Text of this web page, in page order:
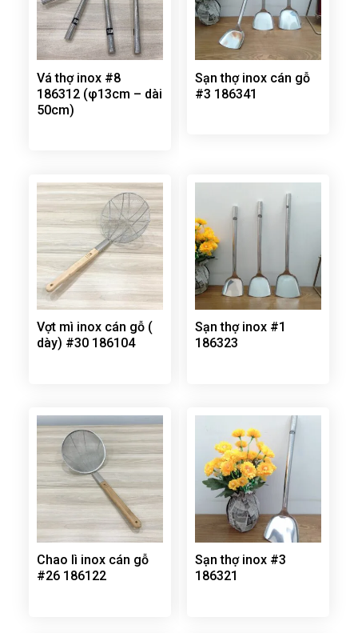
Vá thợ inox #8
186312 (φ13cm – dài
50cm)
Sạn thợ inox cán gỗ
#3 186341
Vợt mì inox cán gỗ (
dày) #30 186104
Sạn thợ inox #1
186323
Chao lì inox cán gỗ
#26 186122
Sạn thợ inox #3
186321